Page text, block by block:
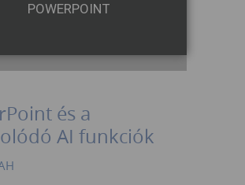
POWERPOINT
és a
AI funkciók